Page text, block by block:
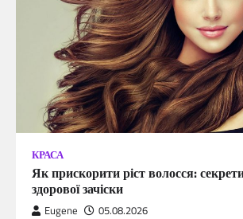
КРАСА
Як прискорити ріст волосся:
здорової зачіски
Eugene 05.08.2026